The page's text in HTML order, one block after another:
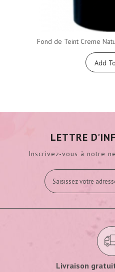
Fond de Teint Creme
Add
LETTRE
Inscrivez-vous à notre
Livraison